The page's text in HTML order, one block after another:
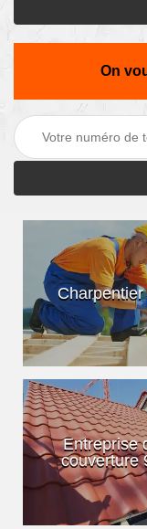
On
Charpentier
Entreprise
couverture